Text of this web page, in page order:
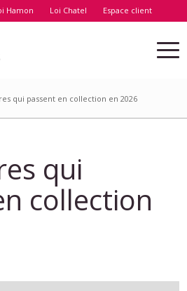
Hamon Loi Chatel Espace client
qui passent en collection en 2026
qui
collection